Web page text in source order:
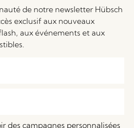
de notre newsletter Hübsch
exclusif aux nouveaux
aux événements et aux
des campagnes personnalisées